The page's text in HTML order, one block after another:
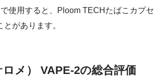
使用すると、Ploom TECHたばこカプセ
があります。
メ） VAPE-2の総合評価